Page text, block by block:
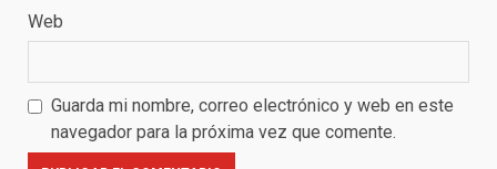
Web
Guarda mi nombre, correo electrónico y web en este
navegador para la próxima vez que comente.